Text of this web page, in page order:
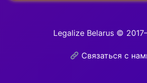
Legalize Belarus ©
Связаться с